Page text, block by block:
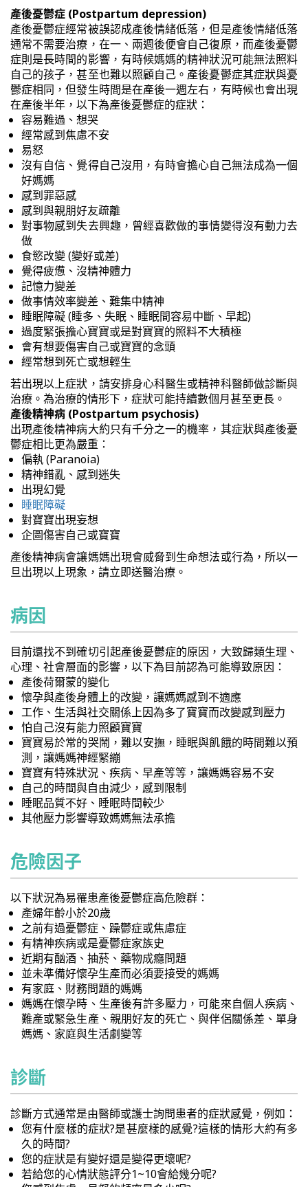
產後憂鬱症 (Postpartum depression)
產後憂鬱症經常被誤認成產後情緒低落，但是產後情緒低落
通常不需要治療，在一、兩週後便會自己復原，而產後憂鬱
症則是長時間的影響，有時候媽媽的精神狀況可能無法照料
自己的孩子，甚至也難以照顧自己。產後憂鬱症其症狀與憂
鬱症相同，但發生時間是在產後一週左右，有時候也會出現
在產後半年，以下為產後憂鬱症的症狀：
容易難過、想哭
經常感到焦慮不安
易怒
沒有自信、覺得自己沒用，有時會擔心自己無法成為一個
好媽媽
感到罪惡感
感到與親朋好友疏離
對事物感到失去興趣，曾經喜歡做的事情變得沒有動力去
做
食慾改變 (變好或差)
覺得疲憊、沒精神體力
記憶力變差
做事情效率變差、難集中精神
睡眠障礙 (睡多、失眠、睡眠間容易中斷、早起)
過度緊張擔心寶寶或是對寶寶的照料不大積極
會有想要傷害自己或寶寶的念頭
經常想到死亡或想輕生
若出現以上症狀，請安排身心科醫生或精神科醫師做診斷與
治療。為治療的情形下，症狀可能持續數個月甚至更長。
產後精神病 (Postpartum psychosis)
出現產後精神病大約只有千分之一的機率，其症狀與產後憂
鬱症相比更為嚴重：
偏執 (Paranoia)
精神錯亂、感到迷失
出現幻覺
睡眠障礙
對寶寶出現妄想
企圖傷害自己或寶寶
產後精神病會讓媽媽出現會威脅到生命想法或行為，所以一
旦出現以上現象，請立即送醫治療。
病因
目前還找不到確切引起產後憂鬱症的原因，大致歸類生理、
心理、社會層面的影響，以下為目前認為可能導致原因：
產後荷爾蒙的變化
懷孕與產後身體上的改變，讓媽媽感到不適應
工作、生活與社交關係上因為多了寶寶而改變感到壓力
怕自己沒有能力照顧寶寶
寶寶易於常的哭鬧，難以安撫，睡眠與飢餓的時間難以預
測，讓媽媽神經緊繃
寶寶有特殊狀況、疾病、早產等等，讓媽媽容易不安
自己的時間與自由減少，感到限制
睡眠品質不好、睡眠時間較少
其他壓力影響導致媽媽無法承擔
危險因子
以下狀況為易罹患產後憂鬱症高危險群：
產婦年齡小於20歲
之前有過憂鬱症、躁鬱症或焦慮症
有精神疾病或是憂鬱症家族史
近期有酗酒、抽菸、藥物成癮問題
並未準備好懷孕生產而必須要接受的媽媽
有家庭、財務問題的媽媽
媽媽在懷孕時、生產後有許多壓力，可能來自個人疾病、
難產或緊急生產、親朋好友的死亡、與伴侶關係差、單身
媽媽、家庭與生活劇變等
診斷
診斷方式通常是由醫師或護士詢問患者的症狀感覺，例如：
您有什麼樣的症狀?是甚麼樣的感覺?這樣的情形大約有多
久的時間?
您的症狀是有變好還是變得更壞呢?
若給您的心情狀態評分1~10會給幾分呢?